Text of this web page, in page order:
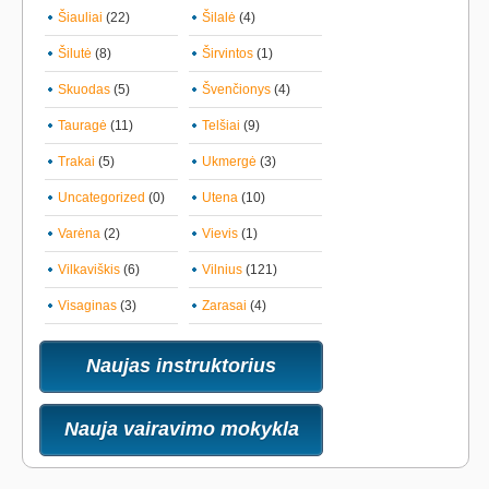
Šiauliai (22) Šilalė (4)
Šilutė (8) Širvintos (1)
Skuodas (5) Švenčionys (4)
Tauragė (11) Telšiai (9)
Trakai (5) Ukmergė (3)
Uncategorized (0) Utena (10)
Varėna (2) Vievis (1)
Vilkaviškis (6) Vilnius (121)
Visaginas (3) Zarasai (4)
Naujas instruktorius
Nauja vairavimo mokykla